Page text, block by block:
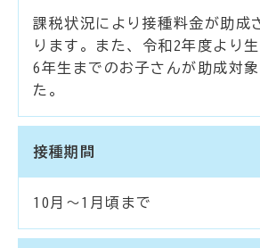
課税状況により接種料金が助成
ります。また、令和2年度より
6年生までのお子さんが助成対
た。
接種期間
10月～1月頃まで